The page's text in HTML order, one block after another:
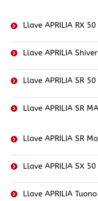
Llave APRILIA RX 50
Llave APRILIA
Llave APRILIA SR 50
Llave APRILIA SR
Llave APRILIA SR
Llave APRILIA SX 50
Llave APRILIA